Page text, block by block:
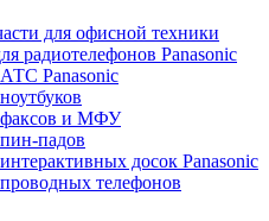
для офисной техники
радиотелефонов Panasonic
Panasonic
факсов и МФУ
падов
досок Panasonic
телефонов